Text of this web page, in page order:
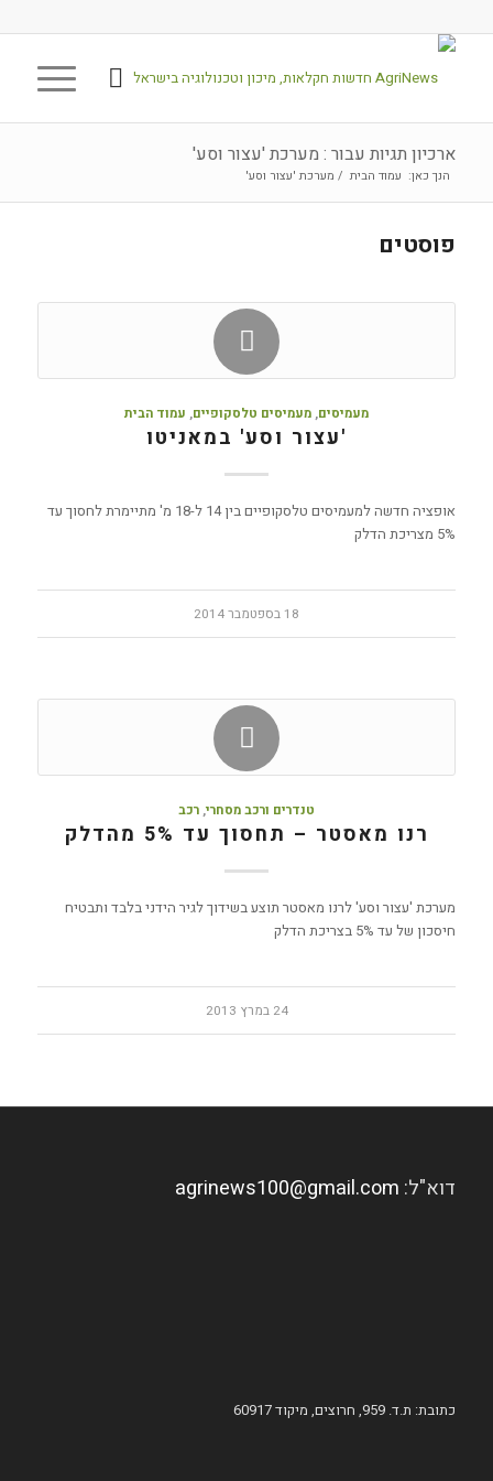
ארכיון תגיות עבור : מערכת 'עצור וסע'
הנך כאן: עמוד הבית / מערכת 'עצור וסע'
פוסטים
מעמיסים, מעמיסים טלסקופיים, עמוד הבית
'עצור וסע' במאניטו
אופציה חדשה למעמיסים טלסקופיים בין 14 ל-18 מ' מתיימרת לחסוך עד
5% מצריכת הדלק
18 בספטמבר 2014
טנדרים ורכב מסחרי, רכב
רנו מאסטר – תחסוך עד 5% מהדלק
מערכת 'עצור וסע' לרנו מאסטר תוצע בשידוך לגיר הידני בלבד ותבטיח
חיסכון של עד 5% בצריכת הדלק
24 במרץ 2013
דוא"ל: agrinews100@gmail.com
כתובת: ת.ד. 959, חרוצים, מיקוד 60917